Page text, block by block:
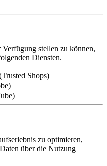
stellen zu können,
Diensten.
Shops)
zu optimieren,
über die Nutzung